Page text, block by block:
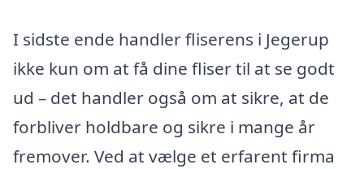
I sidste ende handler fliserens i Jegerup
ikke kun om at få dine fliser til at se godt
ud – det handler også om at sikre, at de
forbliver holdbare og sikre i mange år
fremover. Ved at vælge et erfarent firma